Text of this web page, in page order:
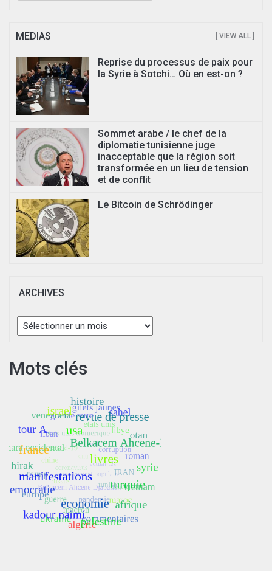
MEDIAS [ VIEW ALL ]
Reprise du processus de paix pour
la Syrie à Sotchi… Où en est-on ?
Sommet arabe / le chef de la
diplomatie tunisienne juge
inacceptable que la région soit
transformée en un lieu de tension
et de conflit
Le Bitcoin de Schrödinger
ARCHIVES
Archives
Mots clés